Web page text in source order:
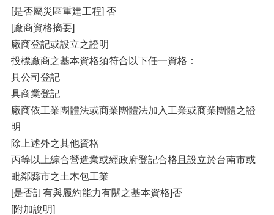
[是否屬災區重建工程] 否
[廠商資格摘要]
廠商登記或設立之證明
投標廠商之基本資格須符合以下任一資格：
具公司登記
具商業登記
廠商依工業團體法或商業團體法加入工業或商業團體之證
明
除上述外之其他資格
丙等以上綜合營造業或經政府登記合格且設立於台南市或
毗鄰縣市之土木包工業
[是否訂有與履約能力有關之基本資格]否
[附加說明]